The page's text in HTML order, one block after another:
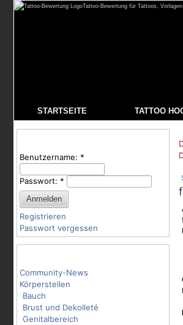
Tattoo-Bewertung für Tattoos,
STARTSEITE TATTOO
Benutzername: *
Passwort: *
Registrieren
Passwort vergessen
Community-News
Körperstellen
Bauch
Brust und Dekolleté
Genitalbereich